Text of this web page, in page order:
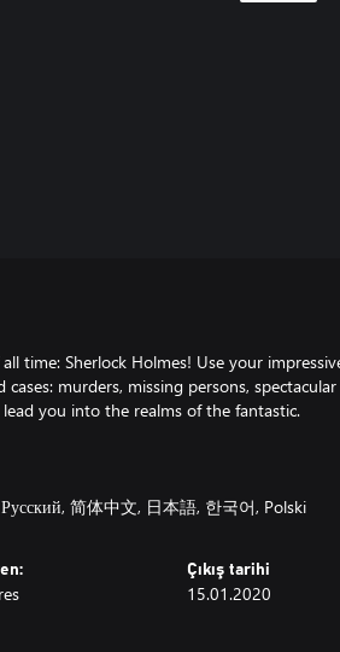
time: Sherlock Holmes! Use your
murders, missing persons,
you into the realms of the fantastic.
简体中文, 日本語, 한국어, Polski
Çıkış tarihi
15.01.2020